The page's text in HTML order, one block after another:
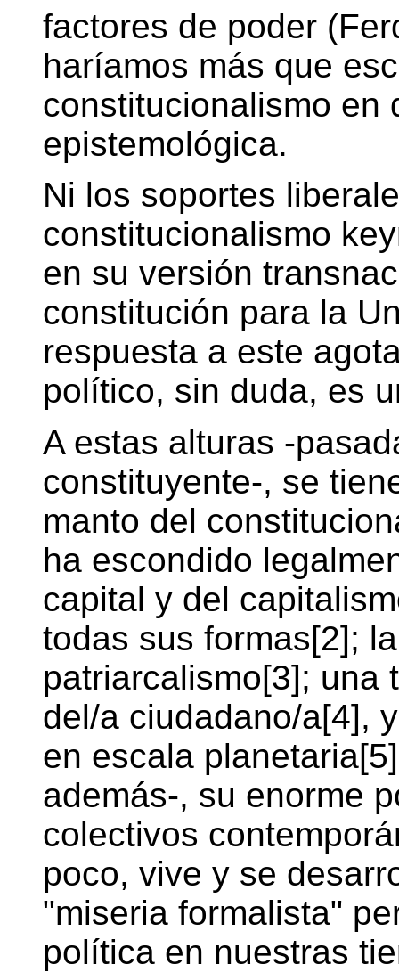
factores de poder
haríamos más que
constitucionalismo en
epistemológica.
Ni los soportes
constitucionalismo
en su versión
constitución para la
respuesta a este
político, sin duda, es
A estas alturas -
constituyente-, se
manto del
ha escondido
capital y del
todas sus formas[2];
patriarcalismo[3]; una
del/a ciudadano/a[4],
en escala
además-, su enorme
colectivos
poco, vive y se
"miseria formalista"
política en nuestras